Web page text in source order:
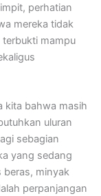
perhatian
mereka tidak
terbukti mampu
kita bahwa masih
uluran
sebagian
yang sedang
beras, minyak
perpanjangan